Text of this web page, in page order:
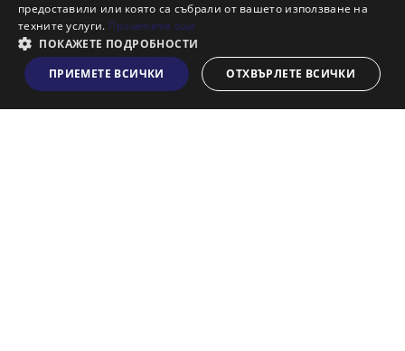
Виж на картата
Кои сме ние?
Франчайз
Блог
Искаш ли да получаваш актуална информация за пазара
на недвижими имоти?
предоставили или която са събрали от вашето използване на
техните услуги. Прочетете още
ПОКАЖЕТЕ ПОДРОБНОСТИ
ПРИЕМЕТЕ ВСИЧКИ
ОТХВЪРЛЕТЕ ВСИЧКИ